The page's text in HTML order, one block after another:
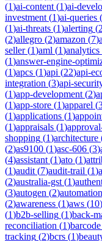
(1)ai-content (1)ai-
investment (1)ai-queries (
(1)ai-threats (1)alerting (2
(2)allegro (2)amazon (7)
seller(1)aml (1)analytics
(1)answer-engine-
(1)apcs (1)api (22)api-
integration (3)api-
(1)app-development (2)
(1)app-store (1)apparel (
(1)applications (1)
(1)appraisals (1)
shopping (1)architecture
(2)as9100 (1)asc-606 (3)
(4)assistant (1)ato (1)
(1)audit (7)audit-trail (1)
(2)australia-gst (1)
(3)autogen (2)automation
(2)awareness (1)aws (10)
(1)b2b-selling (1)back-
reconciliation (1)barcode
tracking (2)bcrs (1)